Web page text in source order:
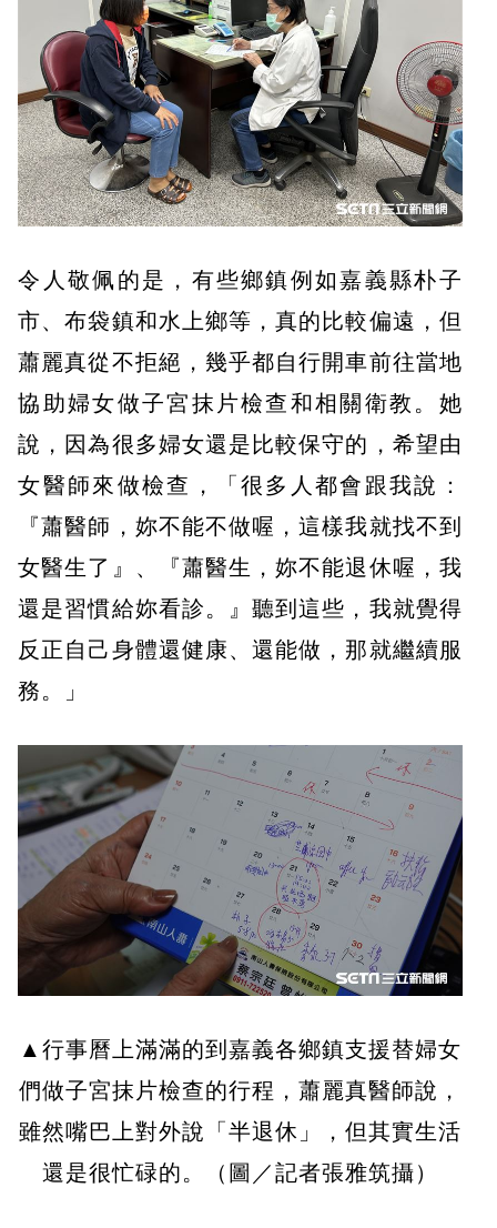
令人敬佩的是，有些鄉鎮例如嘉義縣朴子
市、布袋鎮和水上鄉等，真的比較偏遠，但
蕭麗真從不拒絕，幾乎都自行開車前往當地
協助婦女做子宮抹片檢查和相關衛教。她
說，因為很多婦女還是比較保守的，希望由
女醫師來做檢查，「很多人都會跟我說：
『蕭醫師，妳不能不做喔，這樣我就找不到
女醫生了』、『蕭醫生，妳不能退休喔，我
還是習慣給妳看診。』聽到這些，我就覺得
反正自己身體還健康、還能做，那就繼續服
務。」
▲行事曆上滿滿的到嘉義各鄉鎮支援替婦女
們做子宮抹片檢查的行程，蕭麗真醫師說，
雖然嘴巴上對外說「半退休」，但其實生活
還是很忙碌的。（圖／記者張雅筑攝）